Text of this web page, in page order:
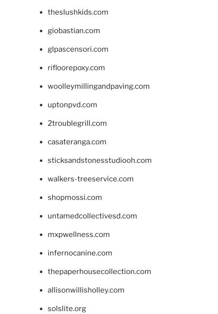
theslushkids.com
giobastian.com
glpascensori.com
rifloorepoxy.com
woolleymillingandpaving.com
uptonpvd.com
2troublegrill.com
casateranga.com
sticksandstonesstudiooh.com
walkers-treeservice.com
shopmossi.com
untamedcollectivesd.com
mxpwellness.com
infernocanine.com
thepaperhousecollection.com
allisonwillisholley.com
solslite.org